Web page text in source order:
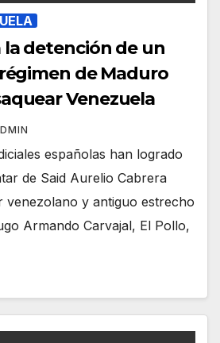
la detención de un
de Maduro
Venezuela
españolas han logrado
de Said Aurelio Cabrera
venezolano y antiguo estrecho
Armando Carvajal, El Pollo,